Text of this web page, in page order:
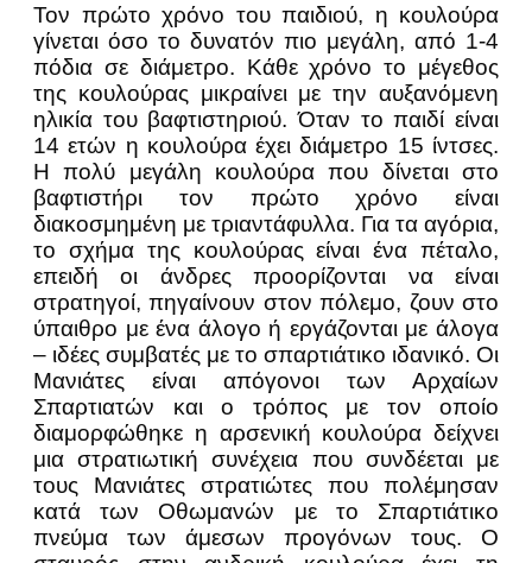
Τον πρώτο χρόνο του παιδιού, η κουλούρα
γίνεται όσο το δυνατόν πιο μεγάλη, από 1-4
πόδια σε διάμετρο. Κάθε χρόνο το μέγεθος
της κουλούρας μικραίνει με την αυξανόμενη
ηλικία του βαφτιστηριού. Όταν το παιδί είναι
14 ετών η κουλούρα έχει διάμετρο 15 ίντσες.
Η πολύ μεγάλη κουλούρα που δίνεται στο
βαφτιστήρι τον πρώτο χρόνο είναι
διακοσμημένη με τριαντάφυλλα. Για τα αγόρια,
το σχήμα της κουλούρας είναι ένα πέταλο,
επειδή οι άνδρες προορίζονται να είναι
στρατηγοί, πηγαίνουν στον πόλεμο, ζουν στο
ύπαιθρο με ένα άλογο ή εργάζονται με άλογα
– ιδέες συμβατές με το σπαρτιάτικο ιδανικό. Οι
Μανιάτες είναι απόγονοι των Αρχαίων
Σπαρτιατών και ο τρόπος με τον οποίο
διαμορφώθηκε η αρσενική κουλούρα δείχνει
μια στρατιωτική συνέχεια που συνδέεται με
τους Μανιάτες στρατιώτες που πολέμησαν
κατά των Οθωμανών με το Σπαρτιάτικο
πνεύμα των άμεσων προγόνων τους. Ο